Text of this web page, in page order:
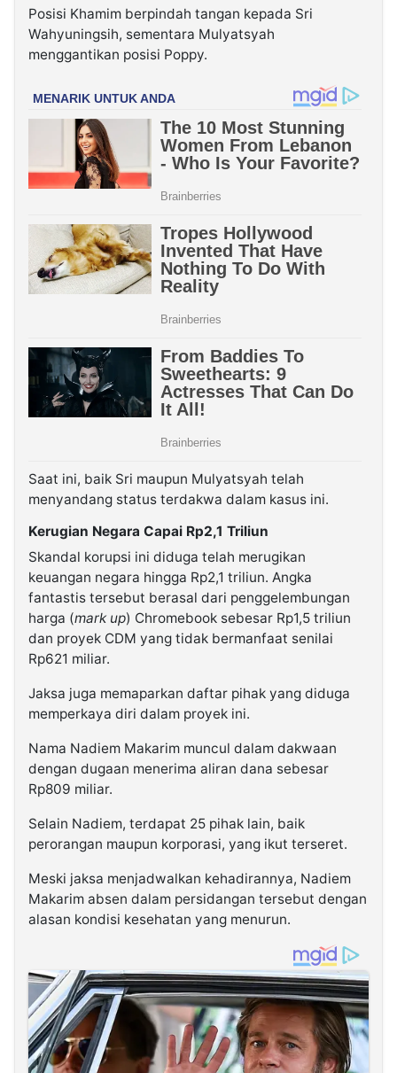
Posisi Khamim berpindah tangan kepada Sri
Wahyuningsih, sementara Mulyatsyah
menggantikan posisi Poppy.
Saat ini, baik Sri maupun Mulyatsyah telah
menyandang status terdakwa dalam kasus ini.
Kerugian Negara Capai Rp2,1 Triliun
Skandal korupsi ini diduga telah merugikan
keuangan negara hingga Rp2,1 triliun. Angka
fantastis tersebut berasal dari penggelembungan
harga (mark up) Chromebook sebesar Rp1,5 triliun
dan proyek CDM yang tidak bermanfaat senilai
Rp621 miliar.
Jaksa juga memaparkan daftar pihak yang diduga
memperkaya diri dalam proyek ini.
Nama Nadiem Makarim muncul dalam dakwaan
dengan dugaan menerima aliran dana sebesar
Rp809 miliar.
Selain Nadiem, terdapat 25 pihak lain, baik
perorangan maupun korporasi, yang ikut terseret.
Meski jaksa menjadwalkan kehadirannya, Nadiem
Makarim absen dalam persidangan tersebut dengan
alasan kondisi kesehatan yang menurun.